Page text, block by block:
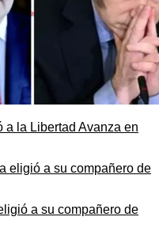
a la Libertad Avanza en
a su compañero de